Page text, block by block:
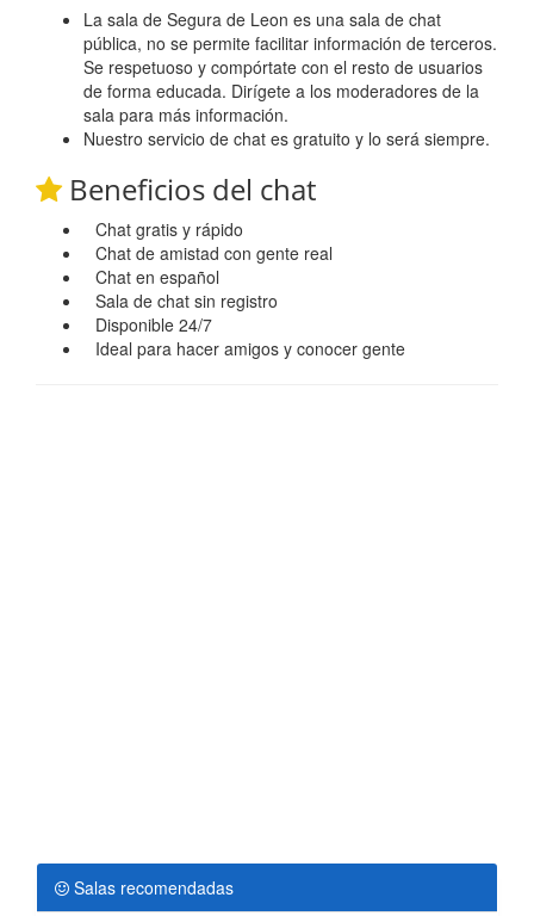
La sala de Segura de Leon es una sala de chat
pública, no se permite facilitar información de terceros.
Se respetuoso y compórtate con el resto de usuarios
de forma educada. Dirígete a los moderadores de la
sala para más información.
Nuestro servicio de chat es gratuito y lo será siempre.
Beneficios del chat
Chat gratis y rápido
Chat de amistad con gente real
Chat en español
Sala de chat sin registro
Disponible 24/7
Ideal para hacer amigos y conocer gente
Salas recomendadas